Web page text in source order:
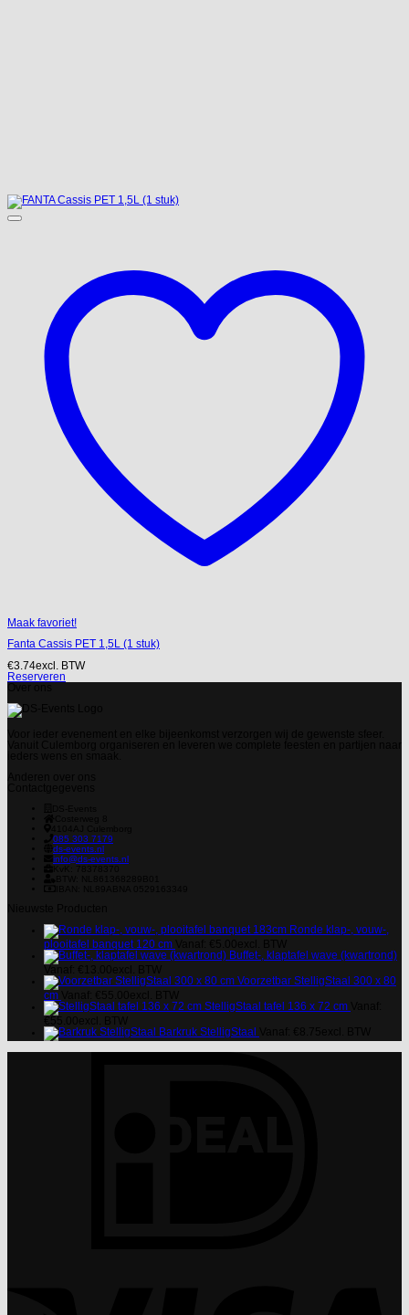
Maak favoriet!
Fanta Cassis PET 1,5L (1 stuk)
€3.74excl. BTW
Reserveren
085 303 7179
ds-events.nl
info@ds-events.nl
Ronde klap-, vouw-,
plooitafel banquet 120 cm
Buffet-, klaptafel wave (kwartrond)
Voorzetbar StelligStaal 300 x 80
cm
StelligStaal tafel 136 x 72 cm
Barkruk StelligStaal